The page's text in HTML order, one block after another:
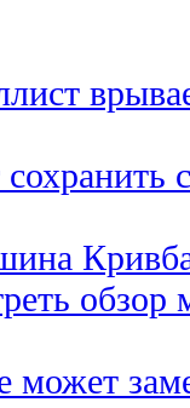
обзор
может